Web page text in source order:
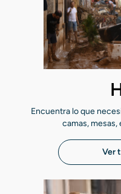
Encuentra lo que
camas,
Ver